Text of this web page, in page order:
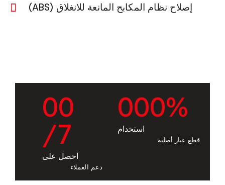
إصلاح نظام المكابح المانعة للانغلاق (ABS)
000%
استخدام
قطع غيار أصلية
00
/7
احصل على
دعم العملاء